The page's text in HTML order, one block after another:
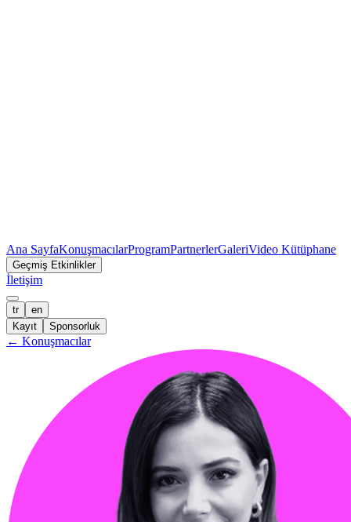
Ana SayfaKonuşmacılarProgramPartnerlerGaleriVideo Kütüphane
Geçmiş Etkinlikler
İletişim
tr
en
Kayıt
Sponsorluk
← Konuşmacılar